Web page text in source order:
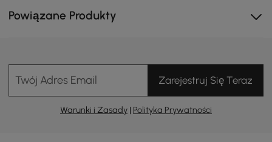
Powiązane Produkty
Twój Adres Email Zarejestruj Się Teraz
Warunki i Zasady | Polityka Prywatności